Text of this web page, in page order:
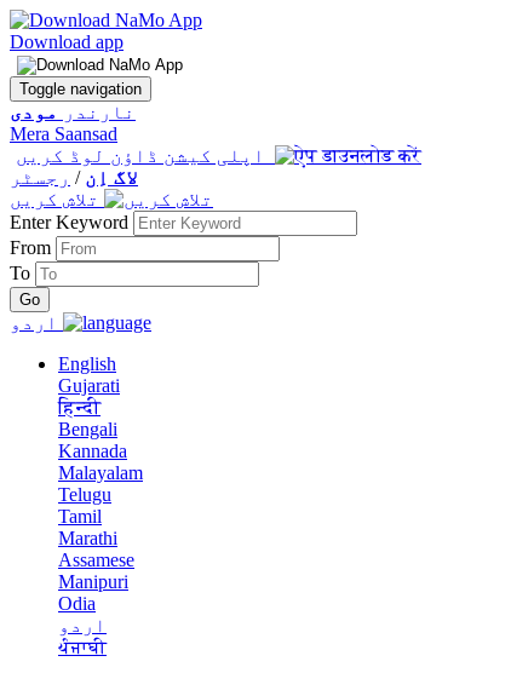
Download app
Toggle navigation
نارندر
مودی
Mera Saansad
اپلی کیشن ڈاؤن لوڈ کریں
لاگ اِن / رجسٹر
Enter Keyword
From
To
English
Gujarati
हिन्दी
Bengali
Kannada
Malayalam
Telugu
Tamil
Marathi
Assamese
Manipuri
Odia
اردو
ਪੰਜਾਬੀ